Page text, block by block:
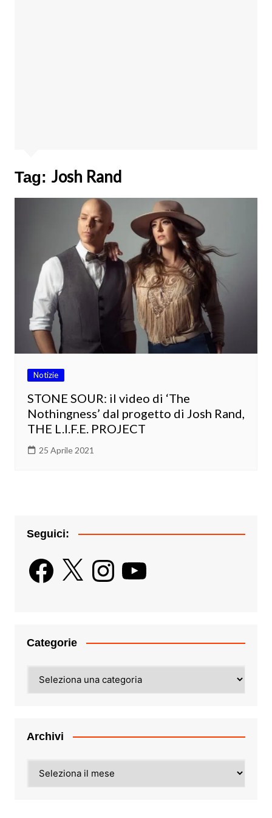
Tag: Josh Rand
Notizie
STONE SOUR: il video di ‘The
Nothingness’ dal progetto di Josh Rand,
THE L.I.F.E. PROJECT
25 Aprile 2021
Seguici:
Facebook
X InstagramYouTube
Categorie
Archivi